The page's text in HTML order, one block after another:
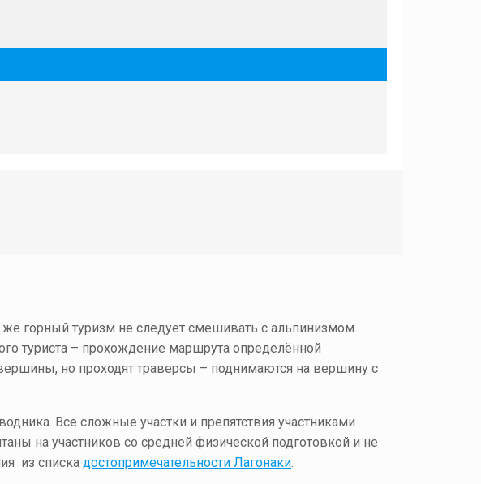
горный туризм не следует смешивать с альпинизмом.
туриста – прохождение маршрута определённой
но проходят траверсы – поднимаются на вершину с
Все сложные участки и препятствия участниками
на участников со средней физической подготовкой и не
из списка достопримечательности Лагонаки.